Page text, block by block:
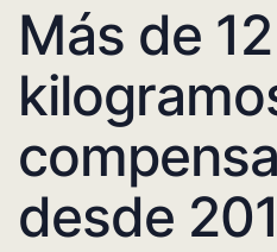
Más de
desde